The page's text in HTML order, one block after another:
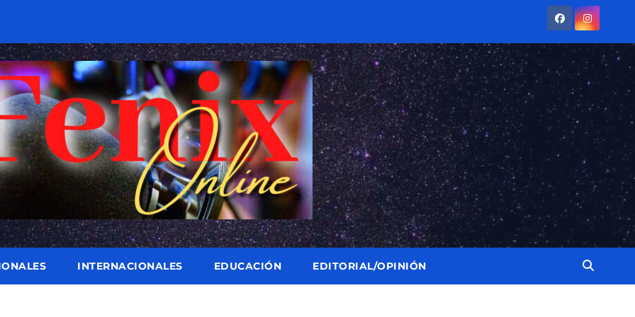
INTERNACIONALES EDUCACIÓN EDITORIAL/OPINIÓN